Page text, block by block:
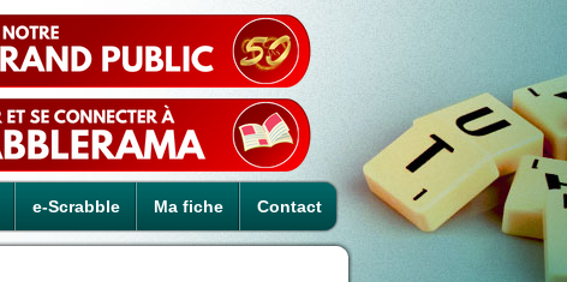
e-Scrabble Ma fiche Contact